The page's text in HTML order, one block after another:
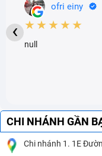
ofri einy
★★★★★
null
‹
CHI NHÁNH GẦN
Chi nhánh 1. 1E